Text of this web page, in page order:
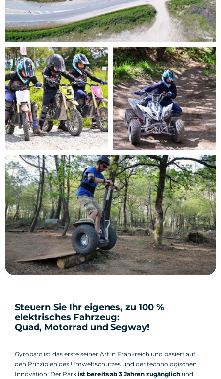
Steuern Sie Ihr eigenes, zu 100 %
elektrisches Fahrzeug:
Quad, Motorrad und Segway!
Gyroparc ist das erste seiner Art in Frankreich und basiert auf
den Prinzipien des Umweltschutzes und der technologischen
Innovation. Der Park ist bereits ab 3 Jahren zugänglich und